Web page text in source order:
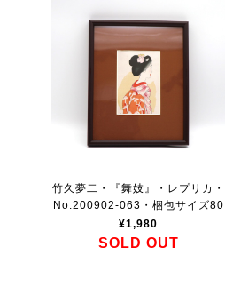
竹久夢二・『舞妓』・レプリカ・
No.200902-063・梱包サイズ80
¥1,980
SOLD OUT